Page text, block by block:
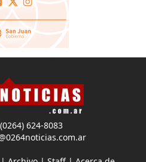
624-8083